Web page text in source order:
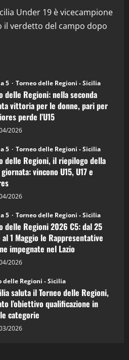
2026Under 19 è vicecampione
il verdetto del campo dopo
5 Torneo delle Regioni - Sicilia
delle Regioni: nella seconda
vittoria per le donne, pari per
perde l’U15
2026
5 Torneo delle Regioni - Sicilia
delle Regioni, il riepilogo della
vincono U15, U17 e
2026
5 Torneo delle Regioni - Sicilia
delle Regioni 2026 C5: dal 25
1 Maggio le Rappresentative
impegnate nel Lazio
2026
delle Regioni - Sicilia
saluta il Torneo delle Regioni,
l’obiettivo qualificazione in
categorie
2026